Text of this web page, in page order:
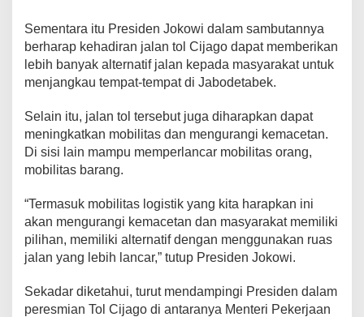
Sementara itu Presiden Jokowi dalam sambutannya
berharap kehadiran jalan tol Cijago dapat memberikan
lebih banyak alternatif jalan kepada masyarakat untuk
menjangkau tempat-tempat di Jabodetabek.
Selain itu, jalan tol tersebut juga diharapkan dapat
meningkatkan mobilitas dan mengurangi kemacetan.
Di sisi lain mampu memperlancar mobilitas orang,
mobilitas barang.
“Termasuk mobilitas logistik yang kita harapkan ini
akan mengurangi kemacetan dan masyarakat memiliki
pilihan, memiliki alternatif dengan menggunakan ruas
jalan yang lebih lancar,” tutup Presiden Jokowi.
Sekadar diketahui, turut mendampingi Presiden dalam
peresmian Tol Cijago di antaranya Menteri Pekerjaan